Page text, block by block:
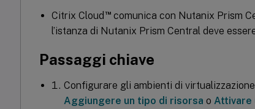
Citrix Cloud ™comunica con Nutanix Prism
l’istanza di Nutanix Prism Central deve
Passaggi chiave
Configurare gli ambienti di
Aggiungere un tipo di risorsa o Attivare